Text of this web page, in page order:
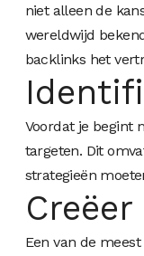
niet alleen de
wereldwijd
backlinks het
Voordat je begint
targeten. Dit
strategieën
Een van de